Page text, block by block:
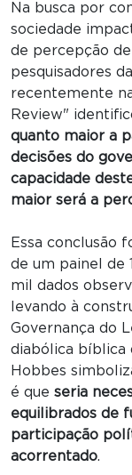
Na busca por
sociedade
de percepção
pesquisadores
recentemente
Review"
quanto maior a
decisões do
capacidade
maior será a
Essa conclusão
de um painel de
mil dados
levando à
Governança do
diabólica bíblica
Hobbes
é que seria
equilibrados de
participação
acorrentado.